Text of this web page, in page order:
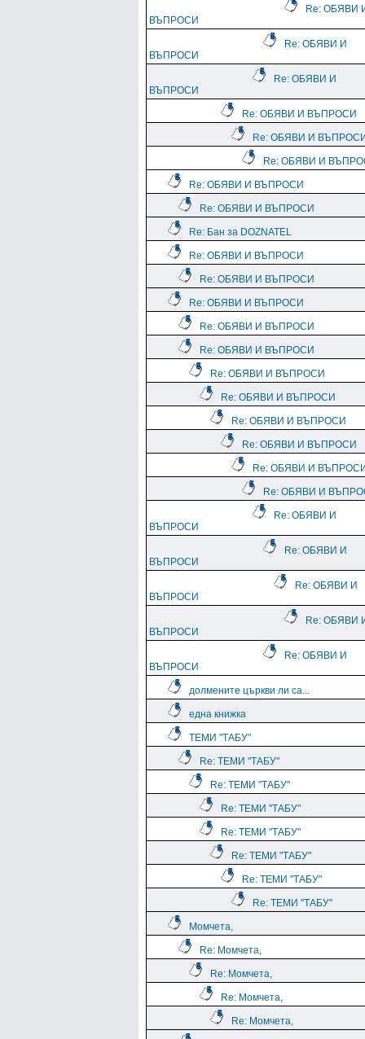
Re: ОБЯВИ
ВЪПРОСИ
Re: ОБЯВИ И
ВЪПРОСИ
Re: ОБЯВИ И
ВЪПРОСИ
Re: ОБЯВИ И ВЪПРОСИ
Re: ОБЯВИ И
Re: ОБЯВИ И
Re: ОБЯВИ И ВЪПРОСИ
Re: ОБЯВИ И ВЪПРОСИ
Re: Бан за DOZNATEL
Re: ОБЯВИ И ВЪПРОСИ
Re: ОБЯВИ И ВЪПРОСИ
Re: ОБЯВИ И ВЪПРОСИ
Re: ОБЯВИ И ВЪПРОСИ
Re: ОБЯВИ И ВЪПРОСИ
Re: ОБЯВИ И ВЪПРОСИ
Re: ОБЯВИ И ВЪПРОСИ
Re: ОБЯВИ И ВЪПРОСИ
Re: ОБЯВИ И ВЪПРОСИ
Re: ОБЯВИ И
Re: ОБЯВИ И
Re: ОБЯВИ И
ВЪПРОСИ
Re: ОБЯВИ И
ВЪПРОСИ
Re: ОБЯВИ И
ВЪПРОСИ
Re: ОБЯВИ
ВЪПРОСИ
Re: ОБЯВИ И
ВЪПРОСИ
долмените църкви ли са...
една книжка
ТЕМИ "ТАБУ"
Re: ТЕМИ "ТАБУ"
Re: ТЕМИ "ТАБУ"
Re: ТЕМИ "ТАБУ"
Re: ТЕМИ "ТАБУ"
Re: ТЕМИ "ТАБУ"
Re: ТЕМИ "ТАБУ"
Re: ТЕМИ "ТАБУ"
Момчета,
Re: Момчета,
Re: Момчета,
Re: Момчета,
Re: Момчета,